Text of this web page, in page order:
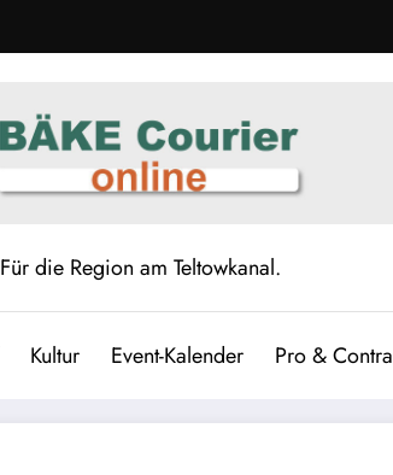
Für die Region am Teltowkanal.
Kultur Event-Kalender Pro & Contra